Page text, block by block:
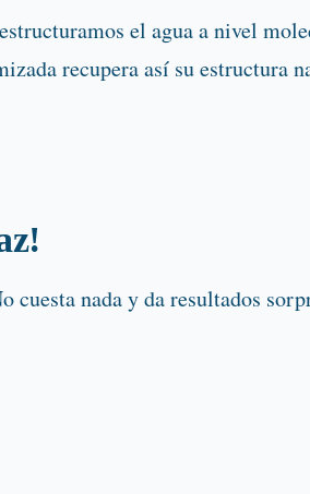
el agua a nivel
recupera así su estructura
cuesta nada y da resultados